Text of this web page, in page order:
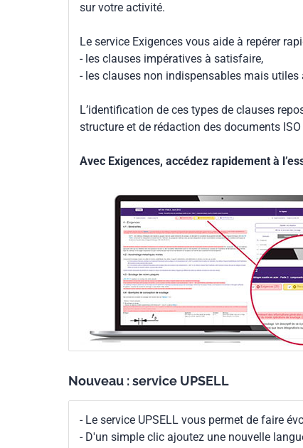
Parenté
européenne
EN 16575:2014
sur votre activité.
Le service Exigences vous aide à repérer
- les clauses impératives à satisfaire,
- les clauses non indispensables mais
L’identification de ces types de clauses
structure et de rédaction des documents
Avec Exigences, accédez rapidement à
Nouveau : service UPSELL
- Le service UPSELL vous permet de faire
- D'un simple clic ajoutez une nouvelle